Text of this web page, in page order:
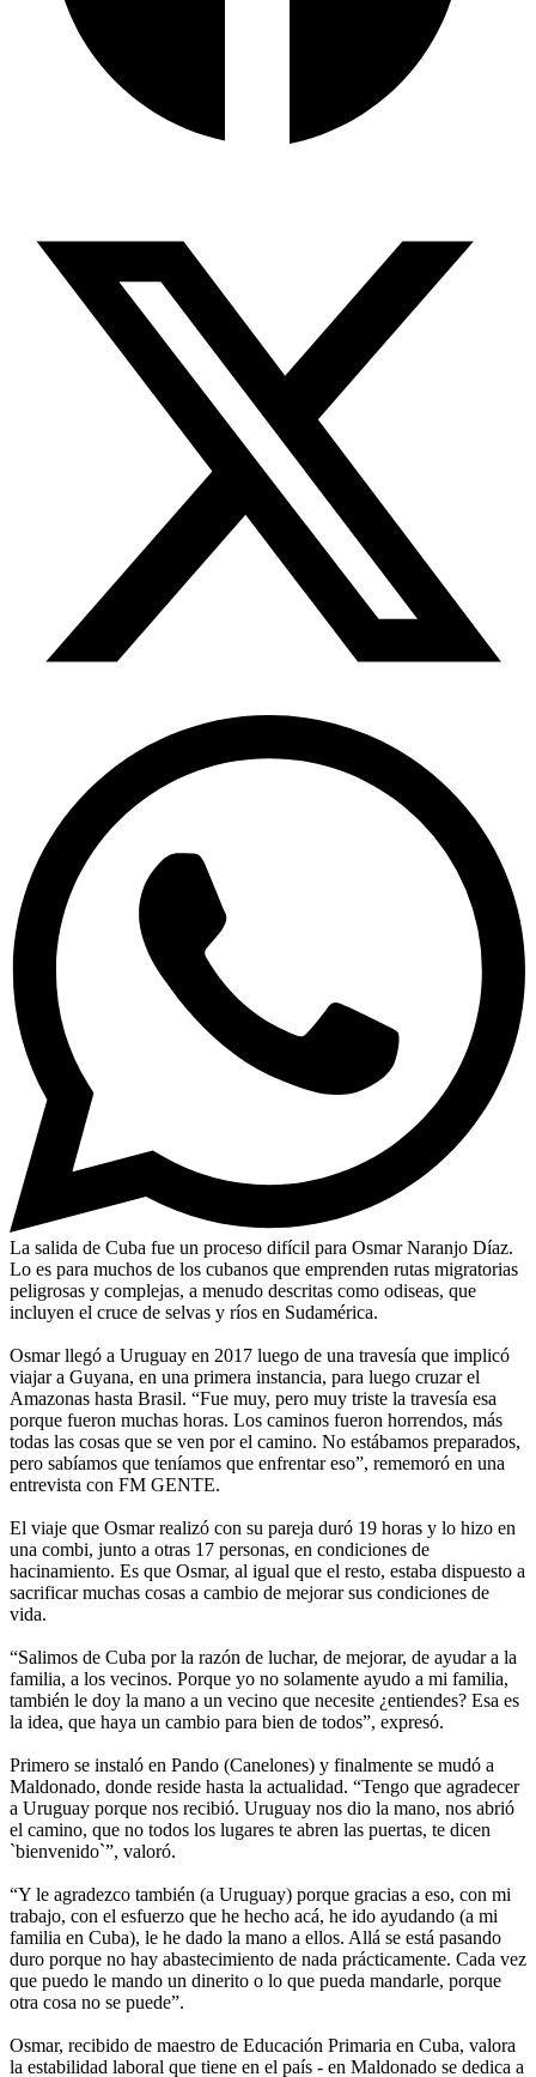
La salida de Cuba fue un proceso difícil para Osmar Naranjo Díaz.
Lo es para muchos de los cubanos que emprenden rutas migratorias
peligrosas y complejas, a menudo descritas como odiseas, que
incluyen el cruce de selvas y ríos en Sudamérica.
Osmar llegó a Uruguay en 2017 luego de una travesía que implicó
viajar a Guyana, en una primera instancia, para luego cruzar el
Amazonas hasta Brasil. “Fue muy, pero muy triste la travesía esa
porque fueron muchas horas. Los caminos fueron horrendos, más
todas las cosas que se ven por el camino. No estábamos preparados,
pero sabíamos que teníamos que enfrentar eso”, rememoró en una
entrevista con FM GENTE.
El viaje que Osmar realizó con su pareja duró 19 horas y lo hizo en
una combi, junto a otras 17 personas, en condiciones de
hacinamiento. Es que Osmar, al igual que el resto, estaba dispuesto a
sacrificar muchas cosas a cambio de mejorar sus condiciones de
vida.
“Salimos de Cuba por la razón de luchar, de mejorar, de ayudar a la
familia, a los vecinos. Porque yo no solamente ayudo a mi familia,
también le doy la mano a un vecino que necesite ¿entiendes? Esa es
la idea, que haya un cambio para bien de todos”, expresó.
Primero se instaló en Pando (Canelones) y finalmente se mudó a
Maldonado, donde reside hasta la actualidad. “Tengo que agradecer
a Uruguay porque nos recibió. Uruguay nos dio la mano, nos abrió
el camino, que no todos los lugares te abren las puertas, te dicen
`bienvenido`”, valoró.
“Y le agradezco también (a Uruguay) porque gracias a eso, con mi
trabajo, con el esfuerzo que he hecho acá, he ido ayudando (a mi
familia en Cuba), le he dado la mano a ellos. Allá se está pasando
duro porque no hay abastecimiento de nada prácticamente. Cada vez
que puedo le mando un dinerito o lo que pueda mandarle, porque
otra cosa no se puede”.
Osmar, recibido de maestro de Educación Primaria en Cuba, valora
la estabilidad laboral que tiene en el país - en Maldonado se dedica a